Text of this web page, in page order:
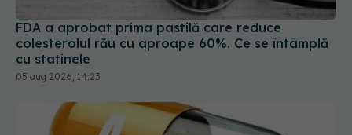
colesterolul rău cu aproape 60%. Ce se întâmplă
cu statinele
05 aug 2026, 14:23